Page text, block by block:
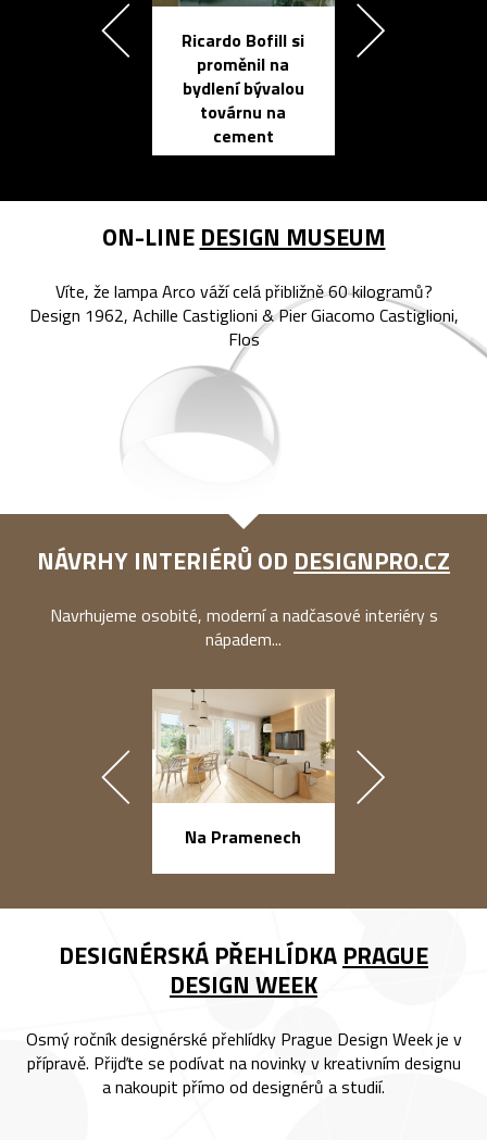
Ricardo Bofill si
proměnil na
bydlení bývalou
továrnu na
cement
ON-LINE DESIGN MUSEUM
Víte, že lampa Arco váží celá přibližně 60 kilogramů?
Design 1962, Achille Castiglioni & Pier Giacomo Castiglioni,
Flos
NÁVRHY INTERIÉRŮ OD DESIGNPRO.CZ
Navrhujeme osobité, moderní a nadčasové interiéry s
nápadem...
Na Pramenech
DESIGNÉRSKÁ PŘEHLÍDKA PRAGUE
DESIGN WEEK
Osmý ročník designérské přehlídky Prague Design Week je v
přípravě. Přijďte se podívat na novinky v kreativním designu
a nakoupit přímo od designérů a studií.